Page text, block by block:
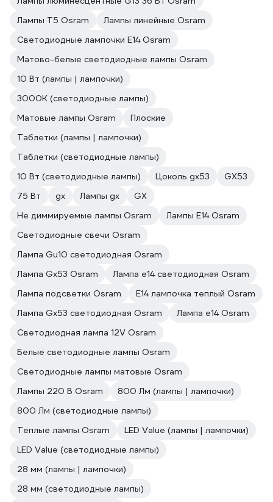
Лампы T5 Osram
Лампы линейные Osram
Светодиодные лампочки E14 Osram
Матово-белые светодиодные лампы Osram
10 Вт (лампы | лампочки)
3000К (светодиодные лампы)
Матовые лампы Osram
Плоские
Таблетки (лампы | лампочки)
Таблетки (светодиодные лампы)
10 Вт (светодиодные лампы)
Цоколь gx53
GX53
75 Вт
gx Лампы gx
GX
Не диммируемые лампы Osram
Лампы E14 Osram
Светодиодные свечи Osram
Лампа Gu10 светодиодная Osram
Лампа Gx53 Osram
Лампа е14 светодиодная Osram
Лампа подсветки Osram
E14 лампочка теплый Osram
Лампа Gx53 светодиодная Osram
Лампа е14 Osram
Светодиодная лампа 12V Osram
Белые светодиодные лампы Osram
Светодиодные лампы матовые Osram
Лампы 220 В Osram
800 Лм (лампы | лампочки)
800 Лм (светодиодные лампы)
Теплые лампы Osram
LED Value (лампы | лампочки)
LED Value (светодиодные лампы)
28 мм (лампы | лампочки)
28 мм (светодиодные лампы)